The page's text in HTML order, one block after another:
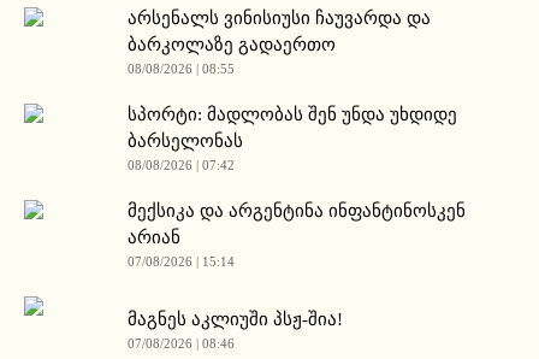
არსენალს ვინისიუსი ჩაუვარდა და
ბარკოლაზე გადაერთო
08/08/2026 | 08:55
სპორტი: მადლობას შენ უნდა უხდიდე
ბარსელონას
08/08/2026 | 07:42
მექსიკა და არგენტინა ინფანტინოსკენ
არიან
07/08/2026 | 15:14
მაგნეს აკლიუში პსჟ-შია!
07/08/2026 | 08:46